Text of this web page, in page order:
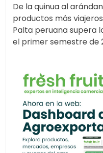
De la quinua al
productos más viajeros
Palta peruana supera
el primer semestre de